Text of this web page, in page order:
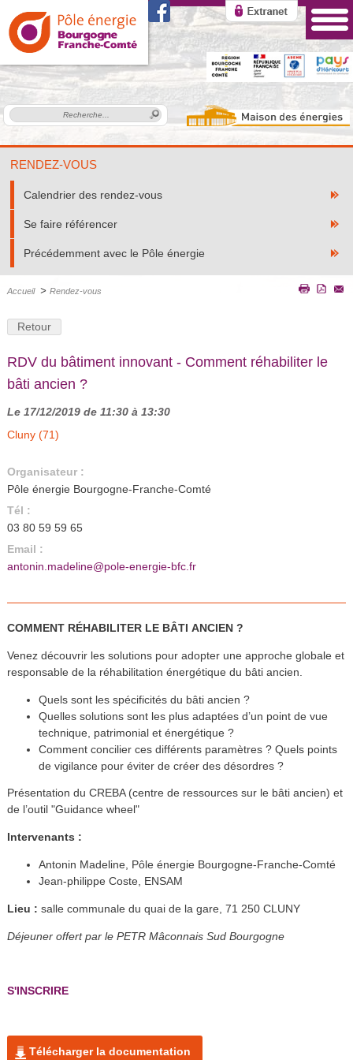
RENDEZ-VOUS
Calendrier des rendez-vous
Se faire référencer
Précédemment avec le Pôle énergie
Accueil > Rendez-vous
Retour
RDV du bâtiment innovant - Comment réhabiliter le
bâti ancien ?
Le 17/12/2019 de 11:30 à 13:30
Cluny (71)
Organisateur :
Pôle énergie Bourgogne-Franche-Comté
Tél :
03 80 59 59 65
Email :
antonin.madeline@pole-energie-bfc.fr
COMMENT RÉHABILITER LE BÂTI ANCIEN ?
Venez découvrir les solutions pour adopter une approche globale et
responsable de la réhabilitation énergétique du bâti ancien.
Quels sont les spécificités du bâti ancien ?
Quelles solutions sont les plus adaptées d’un point de vue
technique, patrimonial et énergétique ?
Comment concilier ces différents paramètres ? Quels points
de vigilance pour éviter de créer des désordres ?
Présentation du CREBA (centre de ressources sur le bâti ancien) et
de l’outil "Guidance wheel"
Intervenants :
Antonin Madeline, Pôle énergie Bourgogne-Franche-Comté
Jean-philippe Coste, ENSAM
Lieu : salle communale du quai de la gare, 71 250 CLUNY
Déjeuner offert par le PETR Mâconnais Sud Bourgogne
S'INSCRIRE
Télécharger la documentation